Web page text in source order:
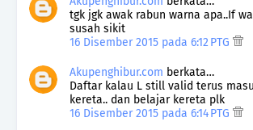
tgk jgk awak rabun warna apa..If
susah sikit
16 Disember 2015 pada 6:12 PTG
Akupenghibur.com berkata…
Daftar kalau L still valid terus
kereta.. dan belajar kereta plk
16 Disember 2015 pada 6:14 PTG